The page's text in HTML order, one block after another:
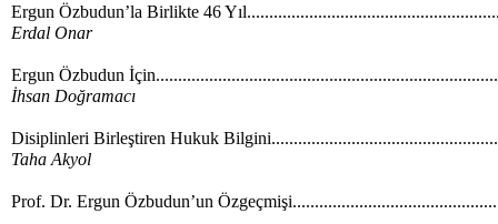
Ergun Özbudun’la Birlikte 46
Erdal Onar
Ergun Özbudun
İhsan Doğramacı
Disiplinleri Birleştiren Hukuk
Taha Akyol
Prof. Dr. Ergun Özbudun’un